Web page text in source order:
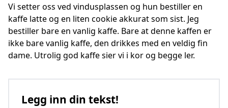
Vi setter oss ved vindusplassen og hun bestiller en
kaffe latte og en liten cookie akkurat som sist. Jeg
bestiller bare en vanlig kaffe. Bare at denne kaffen er
ikke bare vanlig kaffe, den drikkes med en veldig fin
dame. Utrolig god kaffe sier vi i kor og begge ler.
Legg inn din tekst!